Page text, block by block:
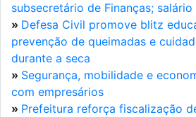
subsecretário de Finanças;
» Defesa Civil promove blitz
prevenção de queimadas e
durante a seca
» Segurança, mobilidade e
com empresários
» Prefeitura reforça fiscalização